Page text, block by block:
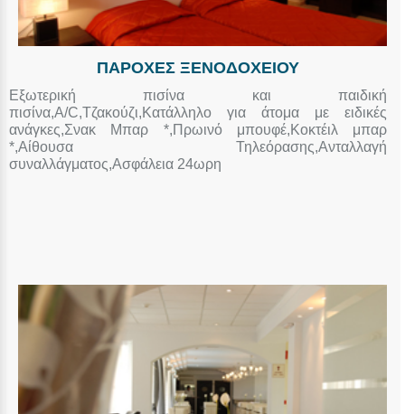
ΠΑΡΟΧΕΣ ΞΕΝΟΔΟΧΕΙΟΥ
Εξωτερική πισίνα και παιδική
πισίνα,Α/C,Τζακούζι,Κατάλληλο για άτομα με ειδικές
ανάγκες,Σνακ Μπαρ *,Πρωινό μπουφέ,Κοκτέιλ μπαρ
*,Αίθουσα Τηλεόρασης,Ανταλλαγή
συναλλάγματος,Ασφάλεια 24ωρη